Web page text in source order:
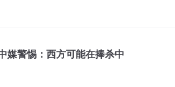
of resumes and read it carefully.
affairs. Not convinced It s
媒警惕：西方可能在捧杀中